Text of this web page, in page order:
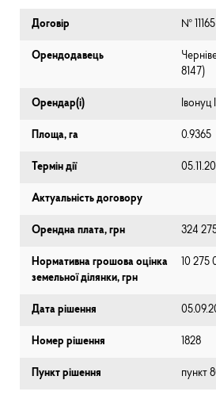
Договір № 11165
Орендодавець
8147⁩)
Орендар(і) Івонуц
Площа, га 0.9365
Термін дії
Актуальність договору
Орендна плата, грн 324
Нормативна грошова оцінка
земельної ділянки, грн
10 275
Дата рішення
Номер рішення 1828
Пункт рішення пункт